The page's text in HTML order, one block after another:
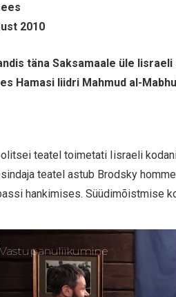
2010
täna Saksamaale üle
Hamasi liidri Mahmud al-
teatel toimetati Iisraeli
teatel astub Brodsky
hankimises. Süüdimõistmise